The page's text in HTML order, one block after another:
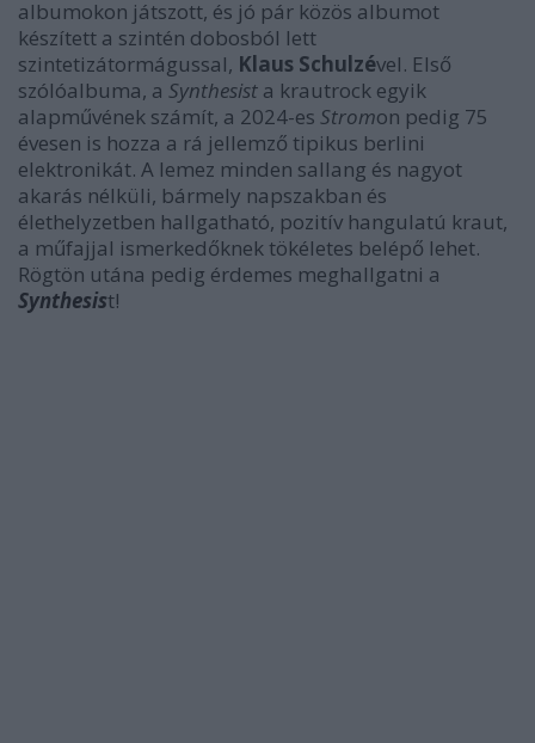
albumokon játszott, és jó pár közös albumot
készített a szintén dobosból lett
szintetizátormágussal, Klaus Schulzével. Első
szólóalbuma, a Synthesist a krautrock egyik
alapművének számít, a 2024-es Stromon pedig 75
évesen is hozza a rá jellemző tipikus berlini
elektronikát. A lemez minden sallang és nagyot
akarás nélküli, bármely napszakban és
élethelyzetben hallgatható, pozitív hangulatú kraut,
a műfajjal ismerkedőknek tökéletes belépő lehet.
Rögtön utána pedig érdemes meghallgatni a
Synthesist!